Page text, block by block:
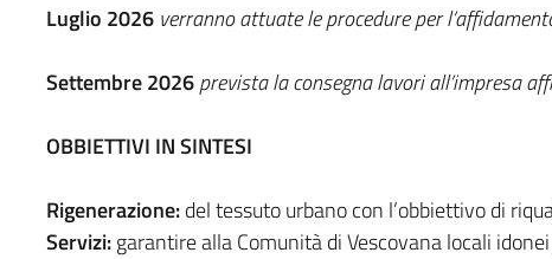
Luglio 2026verranno attuate le procedure per
Settembre 2026prevista la consegna lavori all’impresa
OBBIETTIVI IN SINTESI
Rigenerazione:del tessuto urbano con l’obbiettivo di
Servizi:garantire alla Comunità di Vescovana locali